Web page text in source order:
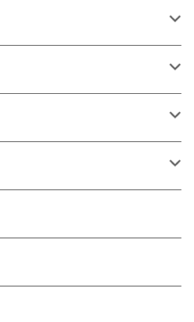
ラ
スペース
5人乗り
タム